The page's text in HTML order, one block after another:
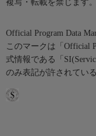
複写・転載を禁じます。
Official Program Data
このマークは「Official
式情報である「
のみ表記が許されてい